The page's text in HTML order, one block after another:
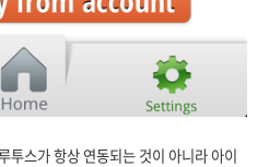
투스가 항상 연동되는 것이 아니라 아이